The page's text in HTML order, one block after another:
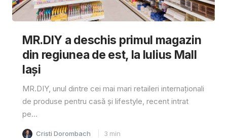
MR.DIY a deschis primul magazin
din regiunea de est, la Iulius Mall
Iași
MR.DIY, unul dintre cei mai mari retaileri internaționali
de produse pentru casă și lifestyle, recent intrat
pe...
Cristi Dorombach 3 min